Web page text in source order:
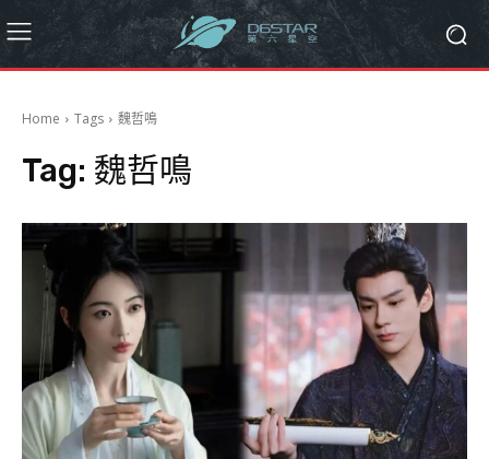
Home Tags 魏哲鳴
Tag: 魏哲鳴